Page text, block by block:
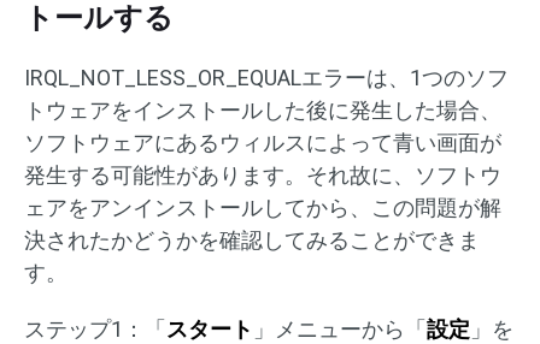
トールする
IRQL_NOT_LESS_OR_EQUALエラーは、1つのソフ
トウェアをインストールした後に発生した場合、
ソフトウェアにあるウィルスによって青い画面が
発生する可能性があります。それ故に、ソフトウ
ェアをアンインストールしてから、この問題が解
決されたかどうかを確認してみることができま
す。
ステップ1：「 スタート 」メニューから「 設定 」を